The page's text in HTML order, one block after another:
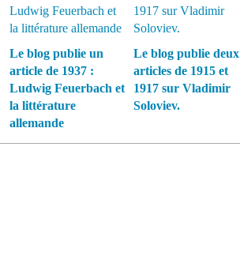
Le blog publie un
article de 1937 :
Ludwig Feuerbach et
la littérature
allemande
Le blog publie deux
articles de 1915 et
1917 sur Vladimir
Soloviev.